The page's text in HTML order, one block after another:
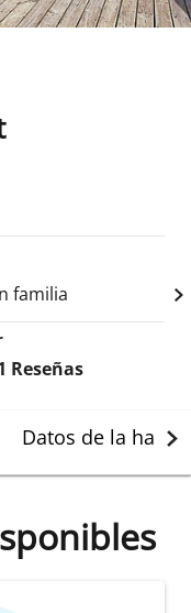
familia
Reseñas
Datos de la